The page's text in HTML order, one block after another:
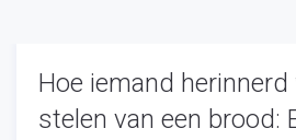
Hoe iemand
stelen van een brood: